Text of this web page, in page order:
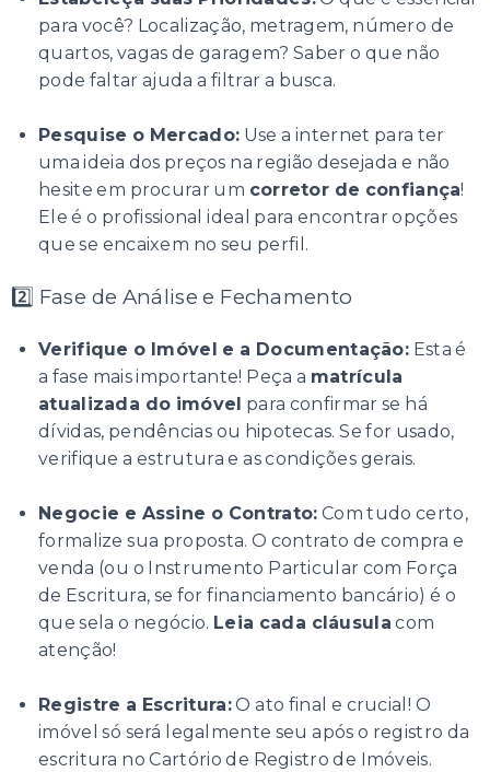
para você? Localização, metragem, número de
quartos, vagas de garagem? Saber o que não
pode faltar ajuda a filtrar a busca.
Pesquise o Mercado: Use a internet para ter
uma ideia dos preços na região desejada e não
hesite em procurar um corretor de confiança!
Ele é o profissional ideal para encontrar opções
que se encaixem no seu perfil.
2️⃣ Fase de Análise e Fechamento
Verifique o Imóvel e a Documentação: Esta é
a fase mais importante! Peça a matrícula
atualizada do imóvel para confirmar se há
dívidas, pendências ou hipotecas. Se for usado,
verifique a estrutura e as condições gerais.
Negocie e Assine o Contrato: Com tudo certo,
formalize sua proposta. O contrato de compra e
venda (ou o Instrumento Particular com Força
de Escritura, se for financiamento bancário) é o
que sela o negócio. Leia cada cláusula com
atenção!
Registre a Escritura:O ato final e crucial! O
imóvel só será legalmente seu após o registro da
escritura no Cartório de Registro de Imóveis.